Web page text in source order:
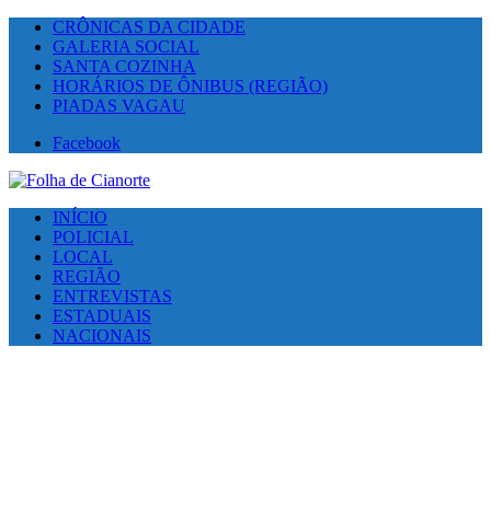
CRÔNICAS DA CIDADE
GALERIA SOCIAL
SANTA COZINHA
HORÁRIOS DE ÔNIBUS (REGIÃO)
PIADAS VAGAU
Facebook
INÍCIO
POLICIAL
LOCAL
REGIÃO
ENTREVISTAS
ESTADUAIS
NACIONAIS